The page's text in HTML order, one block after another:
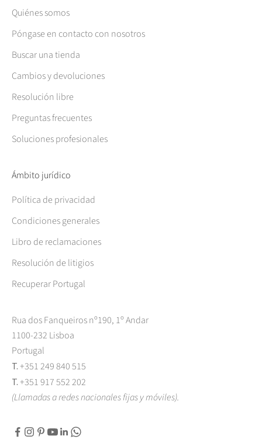
Quiénes somos
Póngase en contacto con nosotros
Buscar una tienda
Cambios y devoluciones
Resolución libre
Preguntas frecuentes
Soluciones profesionales
Ámbito jurídico
Política de privacidad
Condiciones generales
Libro de reclamaciones
Resolución de litigios
Recuperar Portugal
Rua dos Fanqueiros nº190, 1º Andar
1100-232 Lisboa
Portugal
T. +351 249 840 515
T. +351 917 552 202
(Llamadas a redes nacionales fijas y móviles).